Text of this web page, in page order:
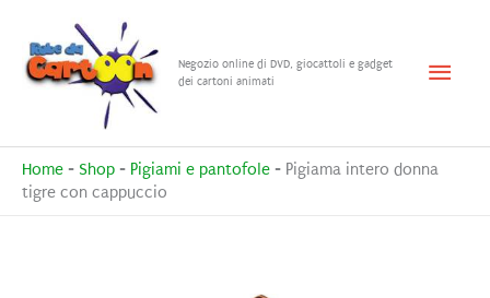
contenuto
Negozio online di DVD, giocattoli e gadget
dei cartoni animati
Menu
Home - Shop - Pigiami e pantofole - Pigiama intero donna
tigre con cappuccio